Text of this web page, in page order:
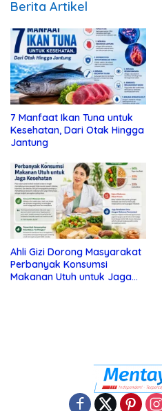
Berita Artikel
7 Manfaat Ikan Tuna untuk
Kesehatan, Dari Otak Hingga
Jantung
Ahli Gizi Dorong Masyarakat
Perbanyak Konsumsi
Makanan Utuh untuk Jaga